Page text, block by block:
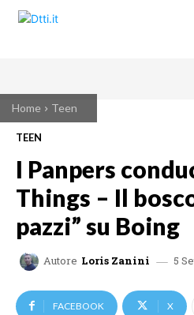
Home Teen
TEEN
I Panpers
Things – Il
pazzi” su Boing
Autore Loris Zanini 5
FACEBOOK X